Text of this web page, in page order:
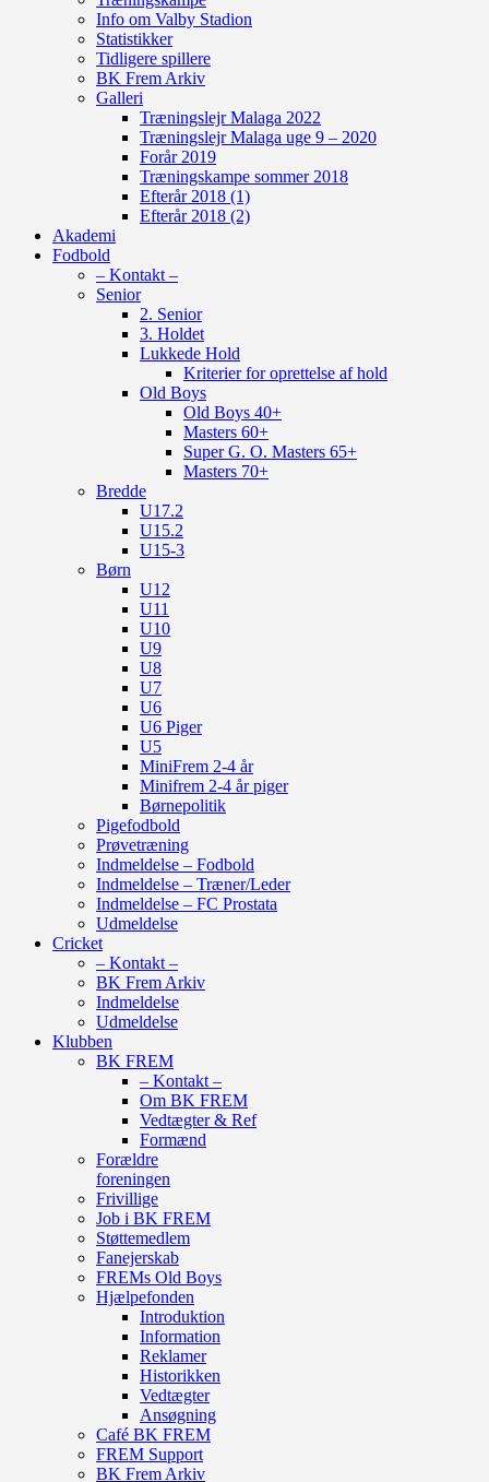
Info om Valby Stadion
Statistikker
Tidligere spillere
BK Frem Arkiv
Galleri
Træningslejr Malaga 2022
Træningslejr Malaga uge 9 – 2020
Forår 2019
Træningskampe sommer 2018
Efterår 2018 (1)
Efterår 2018 (2)
Akademi
Fodbold
– Kontakt –
Senior
2. Senior
3. Holdet
Lukkede Hold
Kriterier for oprettelse af hold
Old Boys
Old Boys 40+
Masters 60+
Super G. O. Masters 65+
Masters 70+
Bredde
U17.2
U15.2
U15-3
Børn
U12
U11
U10
U9
U8
U7
U6
U6 Piger
U5
MiniFrem 2-4 år
Minifrem 2-4 år piger
Børnepolitik
Pigefodbold
Prøvetræning
Indmeldelse – Fodbold
Indmeldelse – Træner/Leder
Indmeldelse – FC Prostata
Udmeldelse
Cricket
– Kontakt –
BK Frem Arkiv
Indmeldelse
Udmeldelse
Klubben
BK FREM
– Kontakt –
Om BK FREM
Vedtægter & Ref
Formænd
Forældre
foreningen
Frivillige
Job i BK FREM
Støttemedlem
Fanejerskab
FREMs Old Boys
Hjælpefonden
Introduktion
Information
Reklamer
Historikken
Vedtægter
Ansøgning
Café BK FREM
FREM Support
BK Frem Arkiv